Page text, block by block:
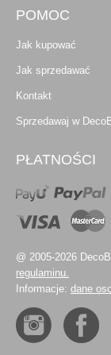
POMOC
Jak kupować
Jak sprzedawać
Kontakt
Sprzedawaj w
PŁATNOŚCI
@ 2005-2026
regulaminu.
Informacje: dane